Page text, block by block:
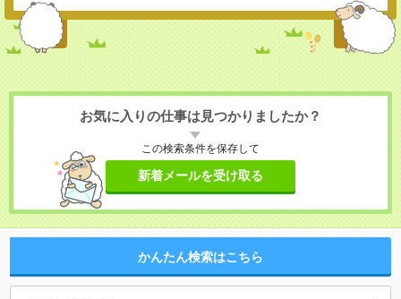
お気に入りの仕事は見つかりましたか？
この検索条件を保存して
新着メールを受け取る
かんたん検索はこちら